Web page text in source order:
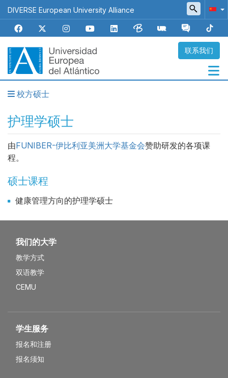
跳
转
主
要
容
DIVERSE European University Alliance
联系我们
Navegación
principal
校方硕士
护理学硕士
由FUNIBER-伊比利亚美洲大学基金会赞助研发的各项课
程。
硕士课程
健康管理方向的护理学硕士
我们的大学
教学方式
双语教学
CEMU
学生服务
报名和注册
报名须知